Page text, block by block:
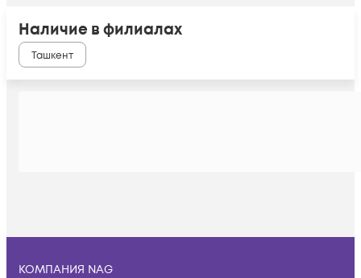
Наличие в филиалах
Ташкент
КОМПАНИЯ NAG